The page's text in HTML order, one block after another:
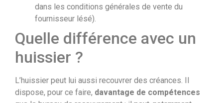
dans les conditions générales de vente du
fournisseur lésé).
Quelle différence avec un
huissier ?
L’huissier peut lui aussi recouvrer des créances. Il
dispose, pour ce faire, davantage de compétences